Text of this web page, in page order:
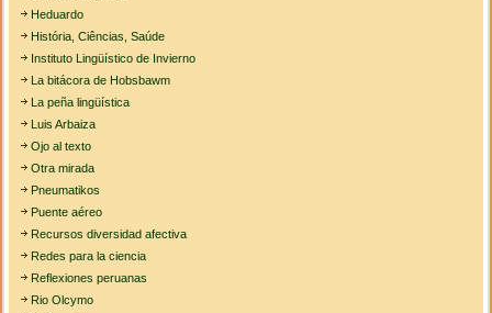
Heduardo
História, Ciências, Saúde
Instituto Lingüístico de Invierno
La bitácora de Hobsbawm
La peña lingüística
Luis Arbaiza
Ojo al texto
Otra mirada
Pneumatikos
Puente aéreo
Recursos diversidad afectiva
Redes para la ciencia
Reflexiones peruanas
Rio Olcymo